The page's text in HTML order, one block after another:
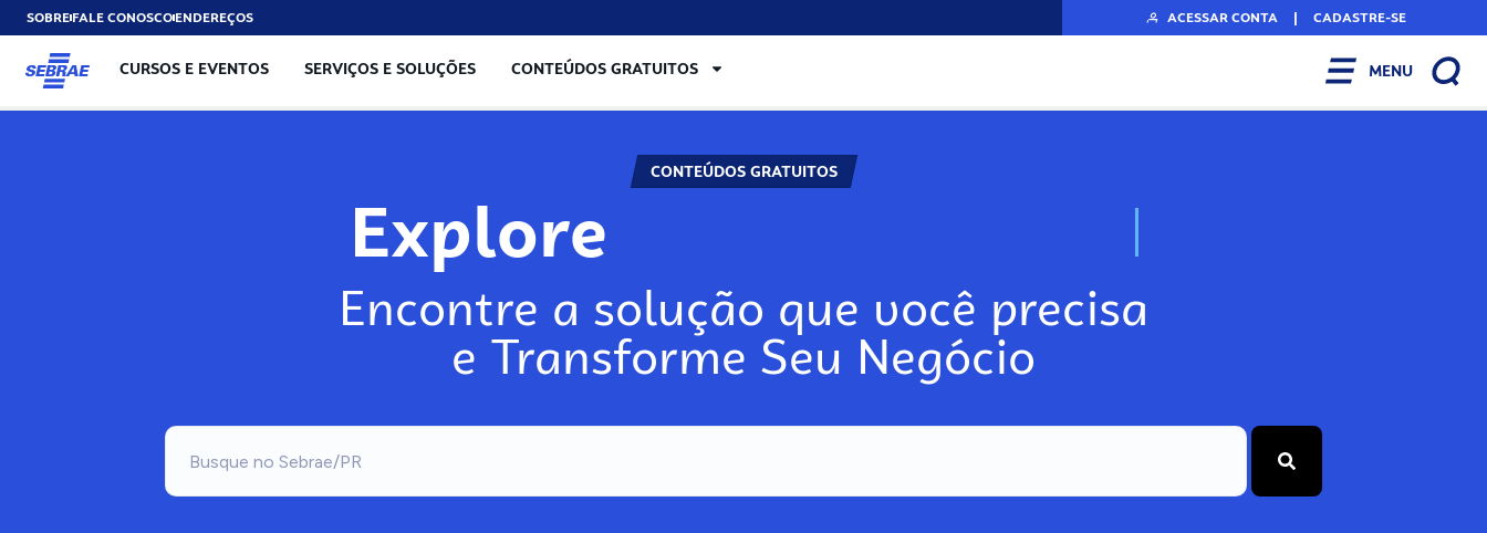
SOBREFALE CONOSCOENDEREÇOS ACESSAR CONTA | CADASTRE-SE
CURSOS E EVENTOS SERVIÇOS E SOLUÇÕES CONTEÚDOS GRATUITOS MENU
CONTEÚDOS GRATUITOS
Explore N
Encontre a solução que você precisa
e Transforme Seu Negócio